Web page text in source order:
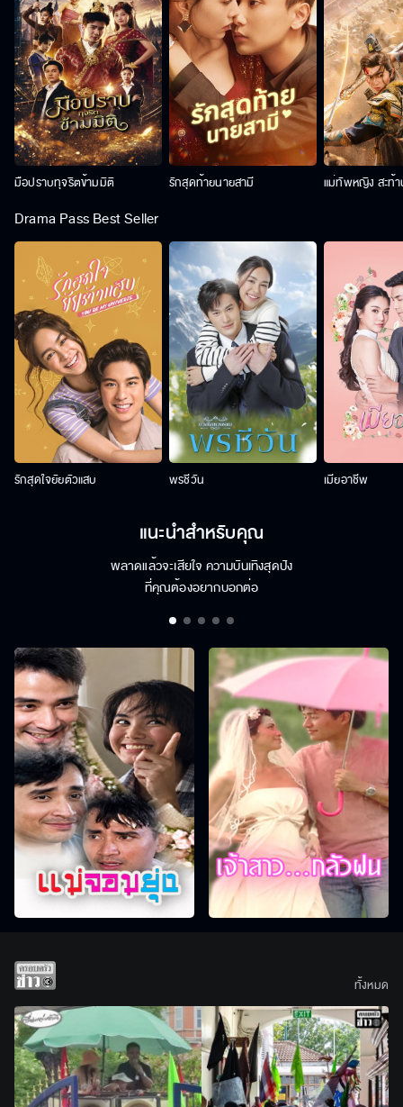
มือปราบทุจริตข้ามมิติ รักสุดท้ายนายสามี แม่ทัพหญิง สะท้
Drama Pass Best Seller
รักสุดใจยัยตัวแสบ พรชีวัน เมียอาชีพ
แนะนำสำหรับคุณ
พลาดแล้วจะเสียใจ ความบันเทิงสุดปัง
ที่คุณต้องอยากบอกต่อ
ทั้งหมด